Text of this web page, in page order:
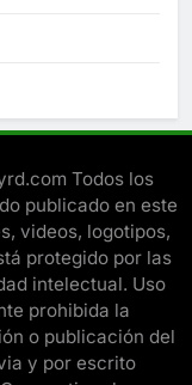
Todos los
publicado en este
videos, logotipos,
protegido por las
intelectual. Uso
prohibida la
o publicación del
y por escrito